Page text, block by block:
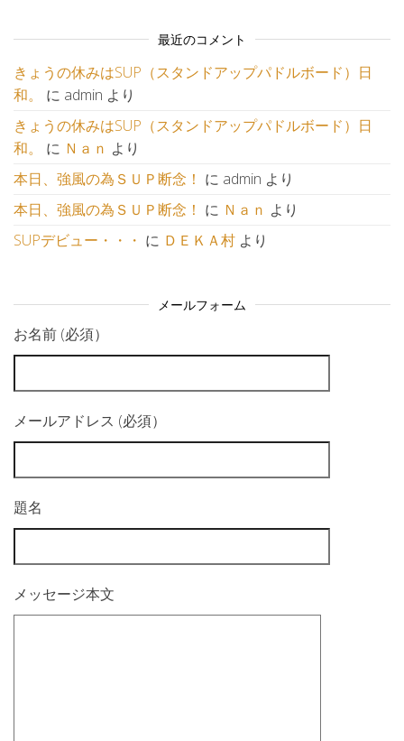
最近のコメント
きょうの休みはSUP（スタンドアップパドルボード）日
和。
に admin より
きょうの休みはSUP（スタンドアップパドルボード）日
和。
に Ｎａｎ より
本日、強風の為ＳＵＰ断念！ に admin より
本日、強風の為ＳＵＰ断念！ に Ｎａｎ より
SUPデビュー・・・ に ＤＥＫＡ村 より
メールフォーム
お名前 (必須）
メールアドレス (必須）
題名
メッセージ本文